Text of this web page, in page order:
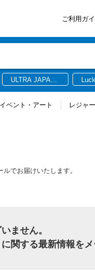
ご利用ガ
ULTRA JAPAN
イベント・アート レジャー
でお届けいたします。
ません。
関する最新情報を